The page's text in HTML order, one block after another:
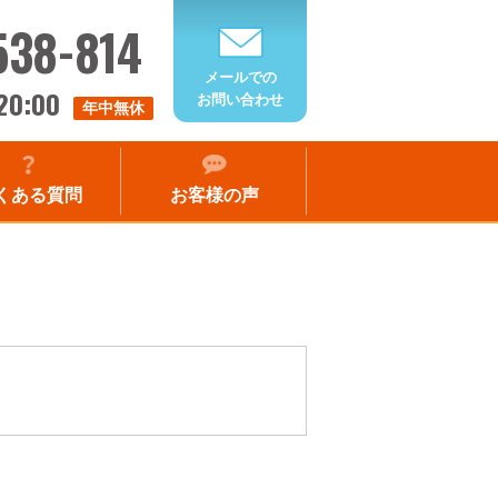
814
年中無休
メールでの
お問い合わせ
ある質問 お客様の声